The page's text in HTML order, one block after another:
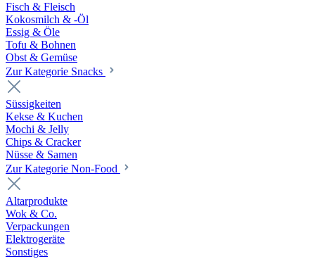
Fisch & Fleisch
Kokosmilch & -Öl
Essig & Öle
Tofu & Bohnen
Obst & Gemüse
Zur Kategorie Snacks
Süssigkeiten
Kekse & Kuchen
Mochi & Jelly
Chips & Cracker
Nüsse & Samen
Zur Kategorie Non-Food
Altarprodukte
Wok & Co.
Verpackungen
Elektrogeräte
Sonstiges